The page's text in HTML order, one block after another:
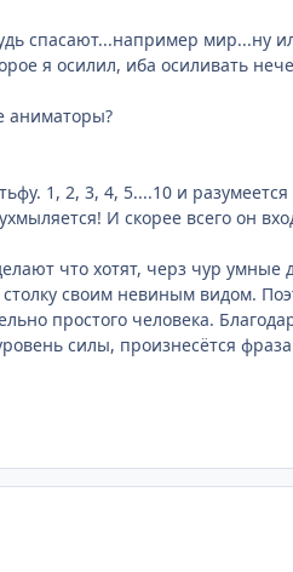
спасают...например мир...ну
я осилил, иба осиливать
аниматоры?
1, 2, 3, 4, 5....10 и
И скорее всего он
что хотят, черз чур умные
своим невиным видом.
простого человека.
силы, произнесётся